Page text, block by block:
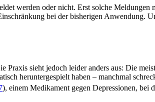
werden oder nicht. Erst solche
bei der bisherigen Anwendung.
sieht jedoch leider anders aus: Die
heruntergespielt haben – manchmal
), einem Medikament gegen Depressionen, bei